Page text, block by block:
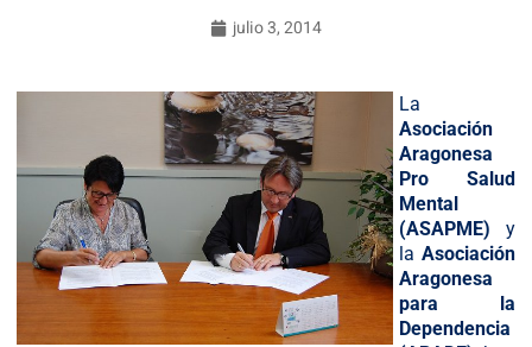
julio 3, 2014
La
Asociación
Aragonesa
Pro Salud
Mental
(ASAPME) y
la Asociación
Aragonesa
para la
Dependencia